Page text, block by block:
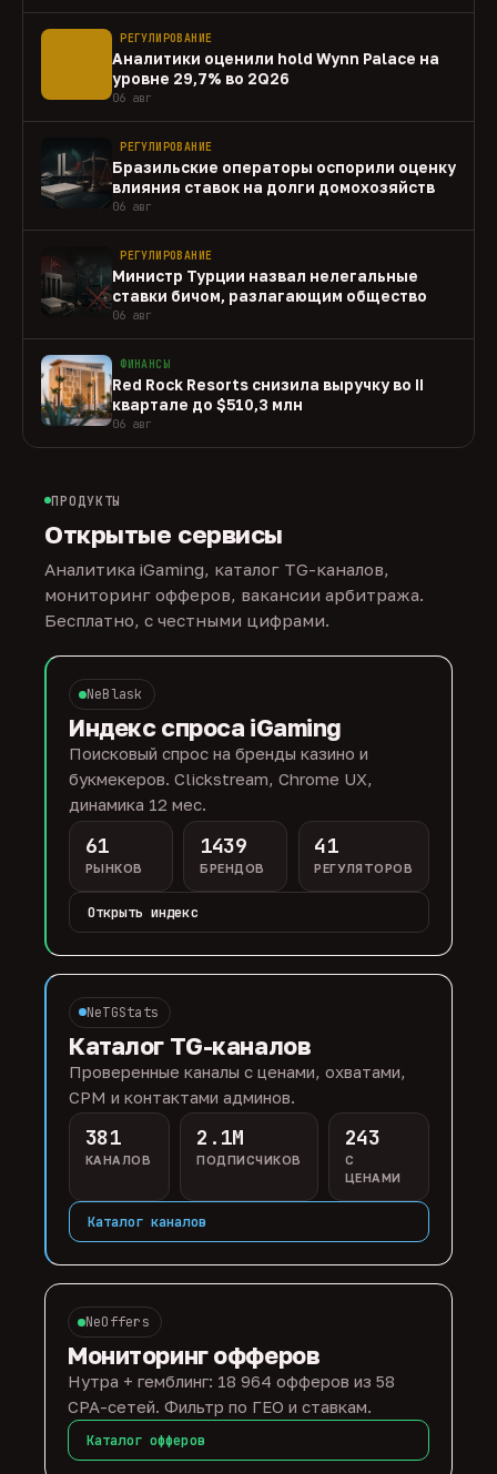
РЕГУЛИРОВАНИЕ
Аналитики оценили hold Wynn Palace на
уровне 29,7% во 2Q26
06 авг
РЕГУЛИРОВАНИЕ
Бразильские операторы оспорили оценку
влияния ставок на долги домохозяйств
06 авг
РЕГУЛИРОВАНИЕ
Министр Турции назвал нелегальные
ставки бичом, разлагающим общество
06 авг
ФИНАНСЫ
Red Rock Resorts снизила выручку во II
квартале до $510,3 млн
06 авг
ПРОДУКТЫ
Открытые сервисы
Аналитика iGaming, каталог TG-каналов,
мониторинг офферов, вакансии арбитража.
Бесплатно, с честными цифрами.
NeBlask
Индекс спроса iGaming
Поисковый спрос на бренды казино и
букмекеров. Clickstream, Chrome UX,
динамика 12 мес.
61
РЫНКОВ
1439
БРЕНДОВ
41
РЕГУЛЯТОРОВ
Открыть индекс
NeTGStats
Каталог TG-каналов
Проверенные каналы с ценами, охватами,
CPM и контактами админов.
381
КАНАЛОВ
2.1M
ПОДПИСЧИКОВ
243
С
ЦЕНАМИ
Каталог каналов
NeOffers
Мониторинг офферов
Нутра + гемблинг: 18 964 офферов из 58
CPA-сетей. Фильтр по ГЕО и ставкам.
Каталог офферов